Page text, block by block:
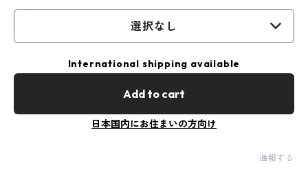
選択なし
International shipping available
Add to cart
日本国内にお住まいの方向け
通報する